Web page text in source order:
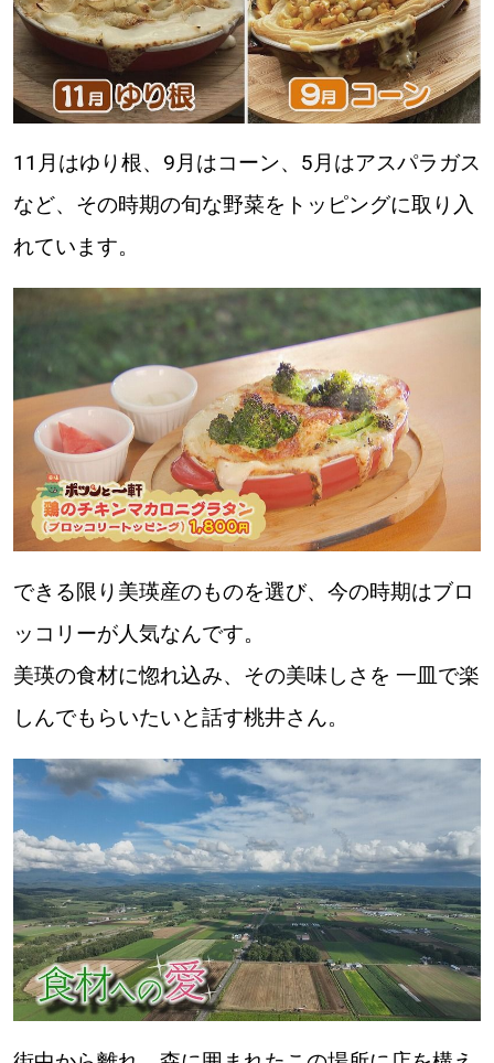
11月はゆり根、9月はコーン、5月はアスパラガス
など、その時期の旬な野菜をトッピングに取り入
れています。
できる限り美瑛産のものを選び、今の時期はブロ
ッコリーが人気なんです。
美瑛の食材に惚れ込み、その美味しさを 一皿で楽
しんでもらいたいと話す桃井さん。